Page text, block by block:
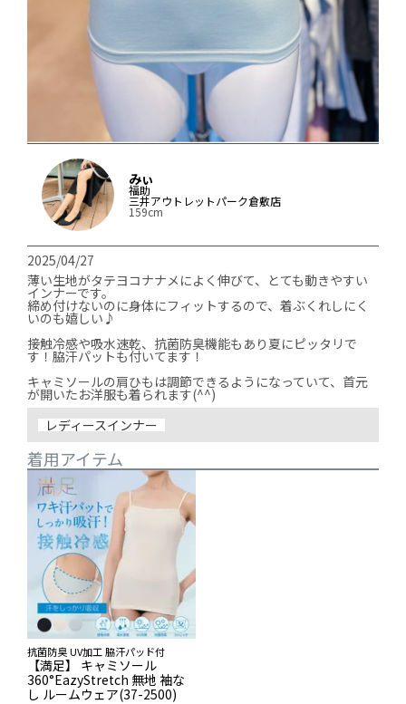
みぃ
福助
三井アウトレットパーク倉敷店
159cm
2025/04/27
薄い生地がタテヨコナナメによく伸びて、とても動きやすい
インナーです。
締め付けないのに身体にフィットするので、着ぶくれしにく
いのも嬉しい♪
接触冷感や吸水速乾、抗菌防臭機能もあり夏にピッタリで
す！脇汗パットも付いてます！
キャミソールの肩ひもは調節できるようになっていて、首元
が開いたお洋服も着られます(^^)
レディースインナー
着用アイテム
抗菌防臭 UV加工 脇汗パッド付
【満足】 キャミソール
360°EazyStretch 無地 袖な
し ルームウェア(37-2500)